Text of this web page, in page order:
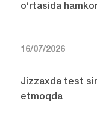
o‘rtasida
16/07/2026
Jizzaxda test
etmoqda